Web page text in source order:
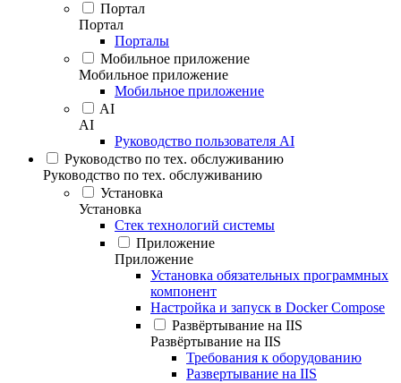
Портал
Портал
Порталы
Мобильное приложение
Мобильное приложение
Мобильное приложение
AI
AI
Руководство пользователя AI
Руководство по тех. обслуживанию
Руководство по тех. обслуживанию
Установка
Установка
Стек технологий системы
Приложение
Приложение
Установка обязательных программных
компонент
Настройка и запуск в Docker Compose
Развёртывание на IIS
Развёртывание на IIS
Требования к оборудованию
Развертывание на IIS